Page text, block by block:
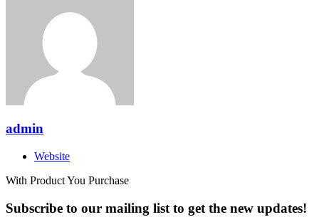
admin
Website
With Product You Purchase
Subscribe to our mailing list to get the new updates!